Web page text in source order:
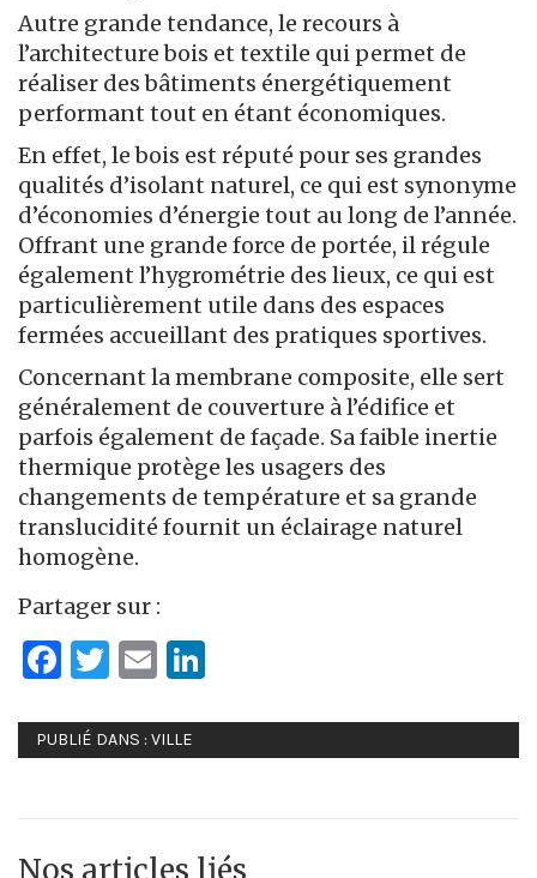
Autre grande tendance, le recours à
l’architecture bois et textile qui permet de
réaliser des bâtiments énergétiquement
performant tout en étant économiques.
En effet, le bois est réputé pour ses grandes
qualités d’isolant naturel, ce qui est synonyme
d’économies d’énergie tout au long de l’année.
Offrant une grande force de portée, il régule
également l’hygrométrie des lieux, ce qui est
particulièrement utile dans des espaces
fermées accueillant des pratiques sportives.
Concernant la membrane composite, elle sert
généralement de couverture à l’édifice et
parfois également de façade. Sa faible inertie
thermique protège les usagers des
changements de température et sa grande
translucidité fournit un éclairage naturel
homogène.
Partager sur :
Facebook
Twitter
Email
PUBLIÉ DANS : VILLE
Nos articles liés